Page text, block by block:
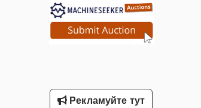
Рекламуйте тут